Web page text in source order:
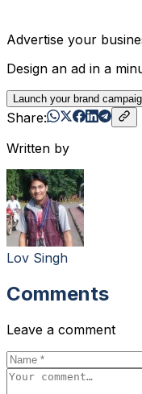
Advertise your
Design an ad in a
Launch your brand
Share:
Written by
Lov Singh
Comments
Leave a comment